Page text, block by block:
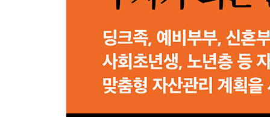
PART 11 위기 대처능력이 답이다
74 위기에서는 ‘졸’을 버리고 ‘수’를 지켜라
75 따뜻할 때 월동준비를 하라
76 부동산 투자도 신중해야 한다
77 빚 앞에서는 두 손을 모으라